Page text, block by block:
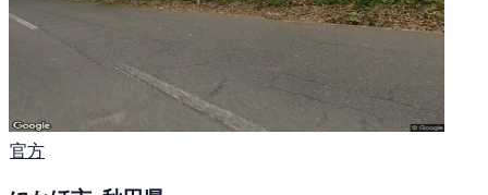
官方